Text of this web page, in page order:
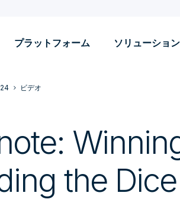
プラットフォーム ソリューション
ビデオ
the Dice